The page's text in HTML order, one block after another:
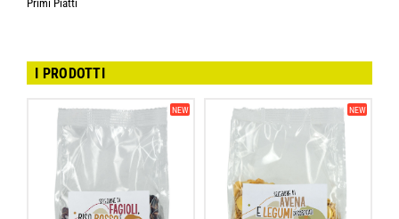
Primi Piatti
I PRODOTTI
NEW NEW